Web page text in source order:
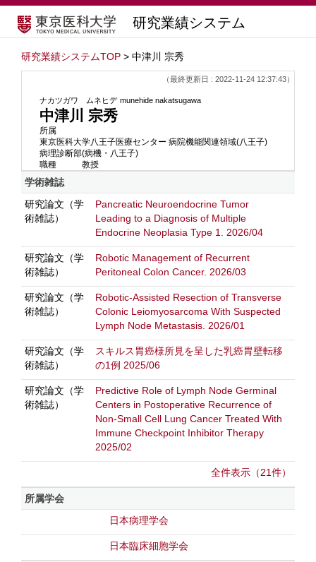
研究業績システム
研究業績システムTOP > 中津川 宗秀
（最終更新日 : 2022-11-24 12:37:43）
ナカツガワ ムネヒデ munehide nakatsugawa
中津川 宗秀
所属
東京医科大学八王子医療センター 病院機能関連領域(八王子)
病理診断部(病機・八王子)
職種
教授
学術雑誌
研究論文（学
術雑誌）
Pancreatic Neuroendocrine Tumor
Leading to a Diagnosis of Multiple
Endocrine Neoplasia Type 1. 2026/04
研究論文（学
術雑誌）
Robotic Management of Recurrent
Peritoneal Colon Cancer. 2026/03
研究論文（学
術雑誌）
Robotic-Assisted Resection of Transverse
Colonic Leiomyosarcoma With Suspected
Lymph Node Metastasis. 2026/01
研究論文（学
術雑誌）
スキルス胃癌様所見を呈した乳癌胃壁転移
の1例 2025/06
研究論文（学
術雑誌）
Predictive Role of Lymph Node Germinal
Centers in Postoperative Recurrence of
Non-Small Cell Lung Cancer Treated With
Immune Checkpoint Inhibitor Therapy
2025/02
全件表示（21件）
所属学会
日本病理学会
日本臨床細胞学会